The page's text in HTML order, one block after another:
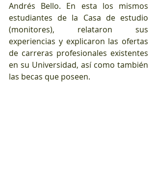
Andrés Bello. En esta los mismos
estudiantes de la Casa de estudio
(monitores), relataron sus
experiencias y explicaron las ofertas
de carreras profesionales existentes
en su Universidad, así como también
las becas que poseen.